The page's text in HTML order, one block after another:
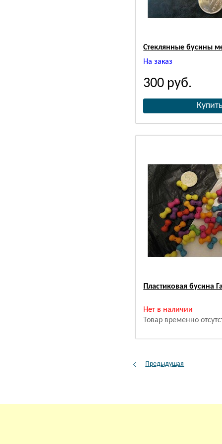
Стеклянные бусины
На заказ
300 руб.
Пластиковая бусина
Нет в наличии
Товар временно
Предыдущая